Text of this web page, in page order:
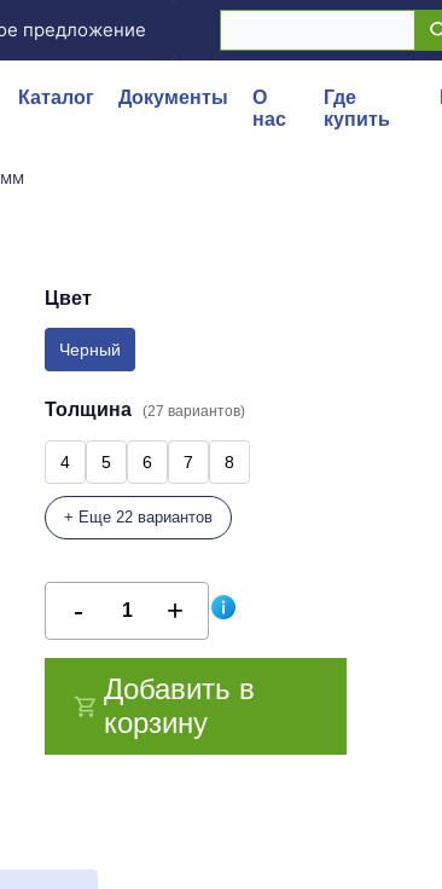
предложение
Каталог Документы
О
нас
Где
купить
Цвет
Черный
Толщина (27 вариантов)
4 5 6 7 8
+ Еще 22 вариантов
Добавить в
корзину